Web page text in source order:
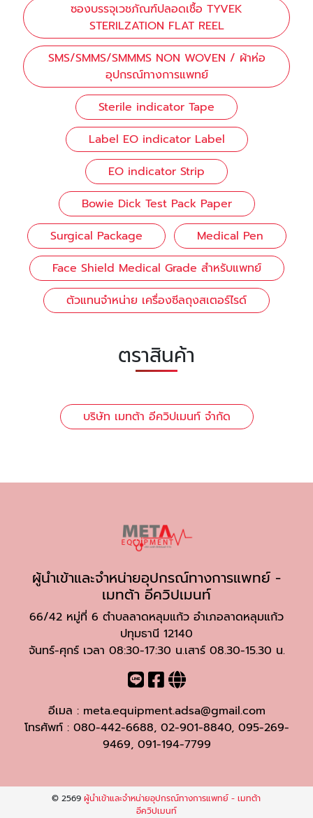
ซองบรรจุเวชภัณฑ์ปลอดเชื้อ TYVEK
STERILZATION FLAT REEL
SMS/SMMS/SMMMS NON WOVEN / ผ้าห่อ
อุปกรณ์ทางการแพทย์
Sterile indicator Tape
Label EO indicator Label
EO indicator Strip
Bowie Dick Test Pack Paper
Surgical Package
Medical Pen
Face Shield Medical Grade สำหรับแพทย์
ตัวแทนจำหน่าย เครื่องซีลถุงสเตอร์ไรด์
ตราสินค้า
บริษัท เมทต้า อีควิปเมนท์ จำกัด
ผู้นำเข้าและจำหน่ายอุปกรณ์ทางการแพทย์ -
เมทต้า อีควิปเมนท์
66/42 หมู่ที่ 6 ตำบลลาดหลุมแก้ว อำเภอลาดหลุมแก้ว
ปทุมธานี 12140
จันทร์-ศุกร์ เวลา 08:30-17:30 น.เสาร์ 08.30-15.30 น.
อีเมล : meta.equipment.adsa@gmail.com
โทรศัพท์ : 080-442-6688, 02-901-8840, 095-269-
9469, 091-194-7799
© 2569ผู้นำเข้าและจำหน่ายอุปกรณ์ทางการแพทย์ - เมทต้า
อีควิปเมนท์